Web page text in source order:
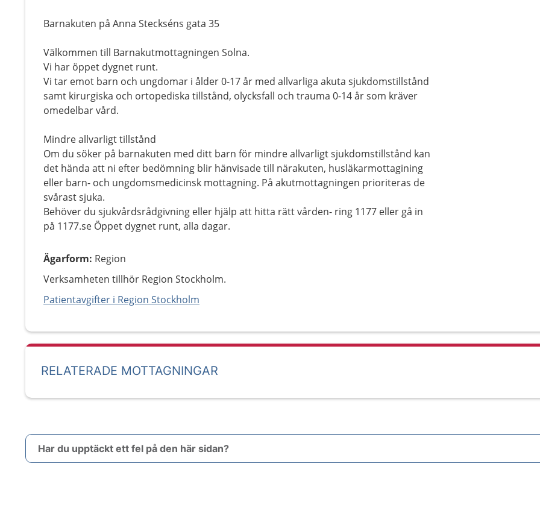
Barnakuten på Anna Steckséns gata 35
Välkommen till Barnakutmottagningen Solna.
Vi har öppet dygnet runt.
Vi tar emot barn och ungdomar i ålder 0-17 år med allvarliga akuta sjukdomstillstånd
samt kirurgiska och ortopediska tillstånd, olycksfall och trauma 0-14 år som kräver
omedelbar vård.
Mindre allvarligt tillstånd
Om du söker på barnakuten med ditt barn för mindre allvarligt sjukdomstillstånd kan
det hända att ni efter bedömning blir hänvisade till närakuten, husläkarmottagining
eller barn- och ungdomsmedicinsk mottagning. På akutmottagningen prioriteras de
svårast sjuka.
Behöver du sjukvårdsrådgivning eller hjälp att hitta rätt vården- ring 1177 eller gå in
på 1177.se Öppet dygnet runt, alla dagar.
Ägarform: Region
Verksamheten tillhör Region Stockholm.
Patientavgifter i Region Stockholm
RELATERADE MOTTAGNINGAR
Har du upptäckt ett fel på den här sidan?